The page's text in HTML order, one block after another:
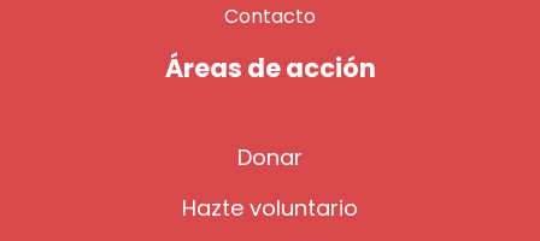
Contacto
Áreas de acción
Donar
Hazte voluntario